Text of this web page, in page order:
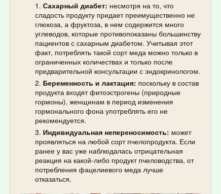
Сахарный диабет: несмотря на то, что
сладость продукту придает преимущественно не
глюкоза, а фруктоза, в нем содержится много
углеводов, которые противопоказаны большинству
пациентов с сахарным диабетом. Учитывая этот
факт, потреблять такой сорт меда можно только в
ограниченных количествах и только после
предварительной консультации с эндокринологом.
Беременность и лактация: поскольку в состав
продукта входят фитоэстрогены (природные
гормоны), женщинам в период изменения
гормонального фона употреблять его не
рекомендуется.
Индивидуальная непереносимость: может
проявляться на любой сорт пчелопродукта. Если
ранее у вас уже наблюдалась отрицательная
реакция на какой-либо продукт пчеловодства, от
потребления фацелиевого меда лучше
отказаться.